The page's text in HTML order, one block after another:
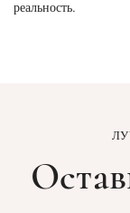
реальность.